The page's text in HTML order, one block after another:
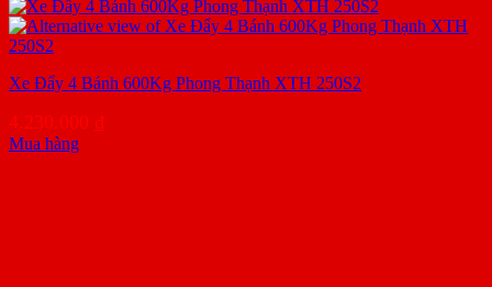
Xe Đẩy 4 Bánh 600Kg Phong Thạnh XTH 250S2
4.230.000 ₫
Mua hàng